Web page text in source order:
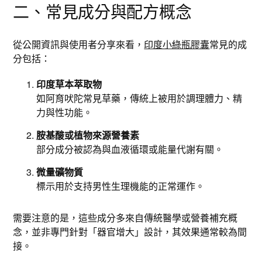
二、常見成分與配方概念
從公開資訊與使用者分享來看， 印度小綠瓶膠囊常見的成
分包括：
印度草本萃取物
如阿育吠陀常見草藥，傳統上被用於調理體力、精
力與性功能。
胺基酸或植物來源營養素
部分成分被認為與血液循環或能量代謝有關。
微量礦物質
標示用於支持男性生理機能的正常運作。
需要注意的是，這些成分多來自傳統醫學或營養補充概
念，並非專門針對「器官增大」設計，其效果通常較為間
接。